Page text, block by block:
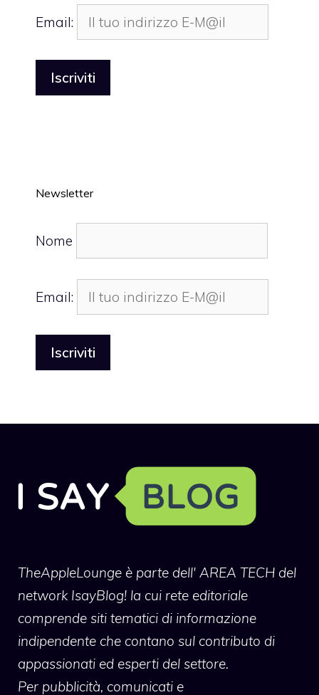
Email:
Newsletter
Nome
Email:
TheAppleLounge è parte dell' AREA TECH del
network IsayBlog! la cui rete editoriale
comprende siti tematici di informazione
indipendente che contano sul contributo di
appassionati ed esperti del settore.
Per pubblicità, comunicati e